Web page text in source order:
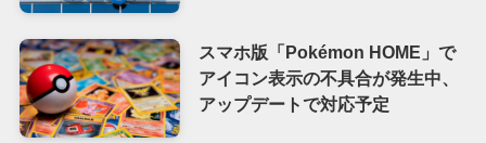
スマホ版「Pokémon HOME」で
アイコン表示の不具合が発生中、
アップデートで対応予定